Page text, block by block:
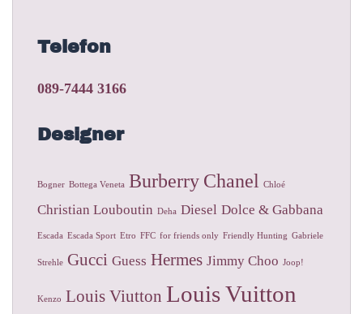
Telefon
089-7444 3166
Designer
Bogner Bottega Veneta Burberry Chanel Chloé
Christian Louboutin Deha Diesel Dolce & Gabbana
Escada Escada Sport Etro FFC for friends only Friendly Hunting Gabriele
Strehle Gucci Guess Hermes Jimmy Choo Joop!
Kenzo Louis Viutton Louis Vuitton